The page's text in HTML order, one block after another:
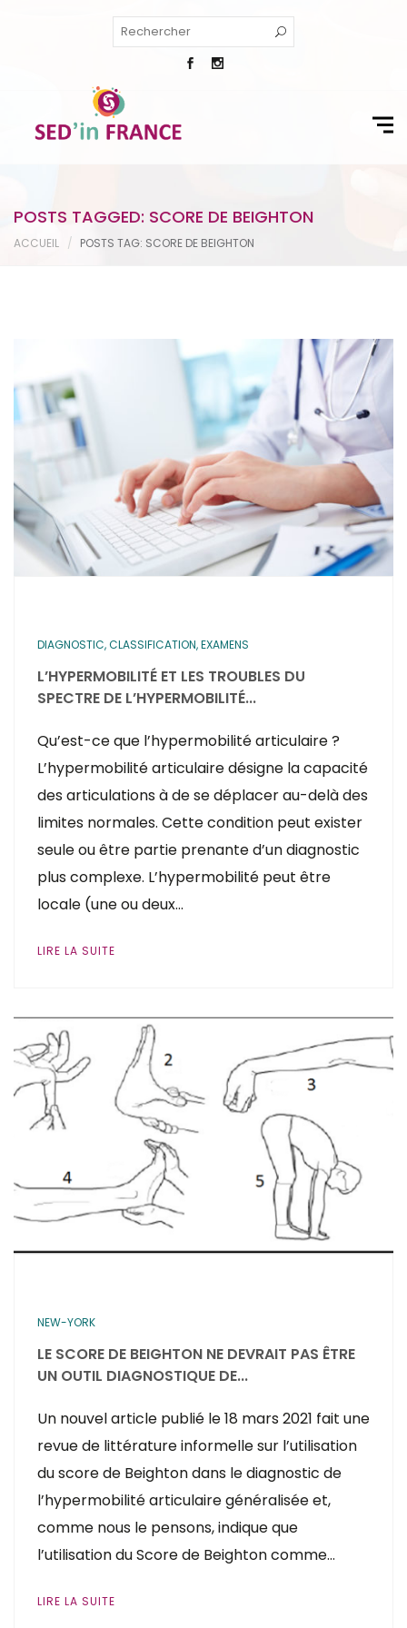
POSTS TAGGED: SCORE DE BEIGHTON
ACCUEIL POSTS TAG: SCORE DE BEIGHTON
DIAGNOSTIC, CLASSIFICATION, EXAMENS
L’HYPERMOBILITÉ ET LES TROUBLES DU
SPECTRE DE L’HYPERMOBILITÉ...
Qu’est-ce que l’hypermobilité articulaire ?
L’hypermobilité articulaire désigne la capacité
des articulations à de se déplacer au-delà des
limites normales. Cette condition peut exister
seule ou être partie prenante d’un diagnostic
plus complexe. L’hypermobilité peut être
locale (une ou deux…
LIRE LA SUITE
NEW-YORK
LE SCORE DE BEIGHTON NE DEVRAIT PAS ÊTRE
UN OUTIL DIAGNOSTIQUE DE...
Un nouvel article publié le 18 mars 2021 fait une
revue de littérature informelle sur l’utilisation
du score de Beighton dans le diagnostic de
l’hypermobilité articulaire généralisée et,
comme nous le pensons, indique que
l’utilisation du Score de Beighton comme…
LIRE LA SUITE